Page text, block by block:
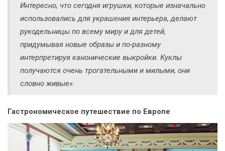
Интересно, что сегодня игрушки, которые изначально
использовались для украшения интерьера, делают
рукодельницы по всему миру и для детей,
придумывая новые образы и по-разному
интерпретируя канонические выкройки. Куклы
получаются очень трогательными и милыми, они
словно живые».
Гастрономическое путешествие по Европе